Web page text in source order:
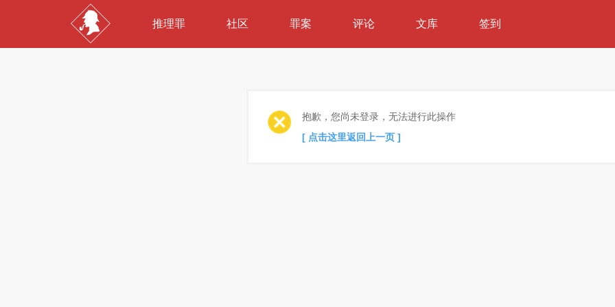
推理罪 社区 罪案 评论 文库 签到
抱歉，您尚未登录，无法进行此操作
[ 点击这里返回上一页 ]